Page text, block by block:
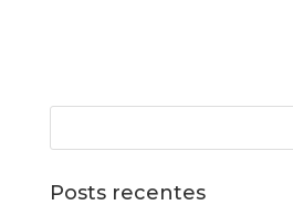
Posts recentes